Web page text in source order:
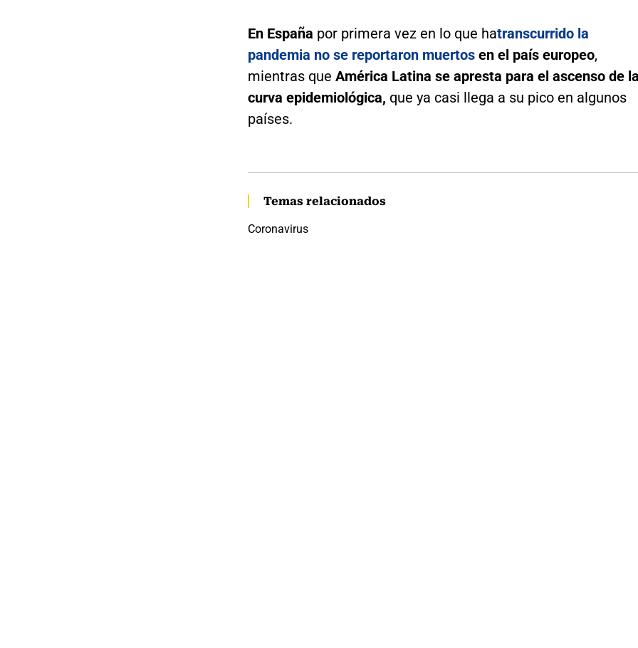
En España por primera vez en lo que hatranscurrido la
pandemia no se reportaron muertosen el país europeo,
mientras que América Latina se apresta para el ascenso de
curva epidemiológica, que ya casi llega a su pico en algunos
países.
Temas relacionados
Coronavirus